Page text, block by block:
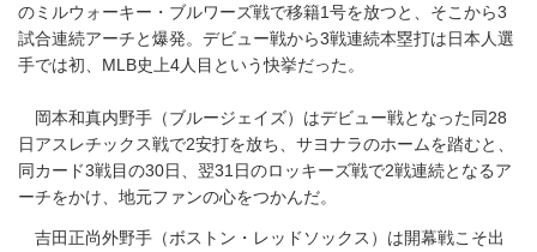
のミルウォーキー・ブルワーズ戦で移籍1号を放つと、そこから3
試合連続アーチと爆発。デビュー戦から3戦連続本塁打は日本人選
手では初、MLB史上4人目という快挙だった。
岡本和真内野手（ブルージェイズ）はデビュー戦となった同28
日アスレチックス戦で2安打を放ち、サヨナラのホームを踏むと、
同カード3戦目の30日、翌31日のロッキーズ戦で2戦連続となるア
ーチをかけ、地元ファンの心をつかんだ。
吉田正尚外野手（ボストン・レッドソックス）は開幕戦こそ出